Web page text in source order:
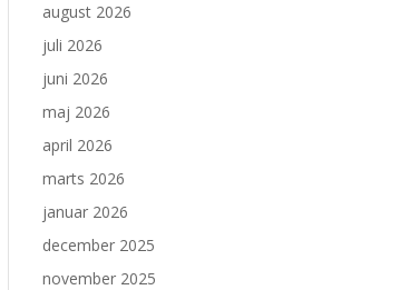
august 2026
juli 2026
juni 2026
maj 2026
april 2026
marts 2026
januar 2026
december 2025
november 2025